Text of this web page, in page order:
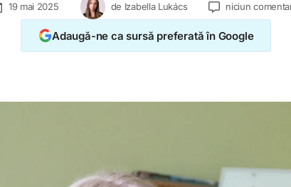
19 mai 2025 de Izabella Lukács niciun
Adaugă-ne ca sursă preferată în Google